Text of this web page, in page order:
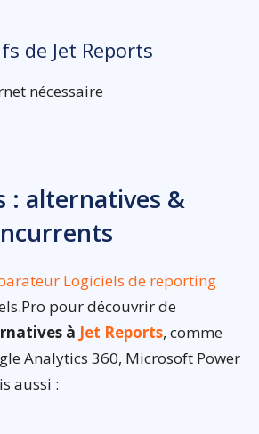
de Jet Reports
nécessaire
: alternatives &
Logiciels de reporting
pour découvrir de
à Jet Reports, comme
Analytics 360, Microsoft Power
aussi :